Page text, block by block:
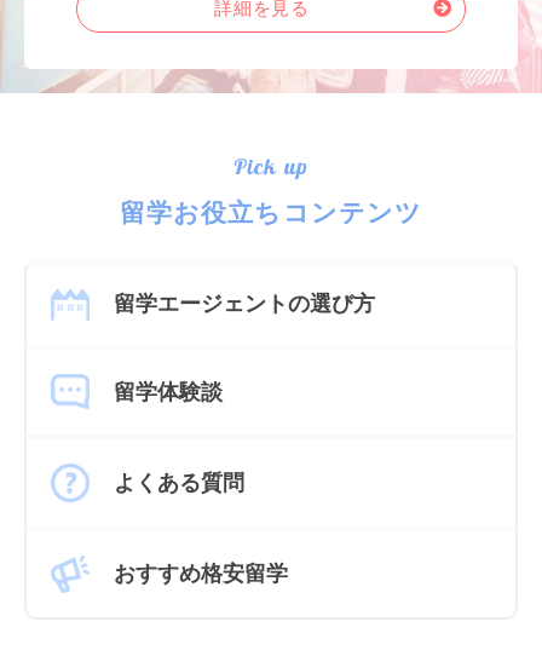
詳細を見る
Pick up
留学お役立ちコンテンツ
留学エージェントの選び方
留学体験談
よくある質問
おすすめ格安留学